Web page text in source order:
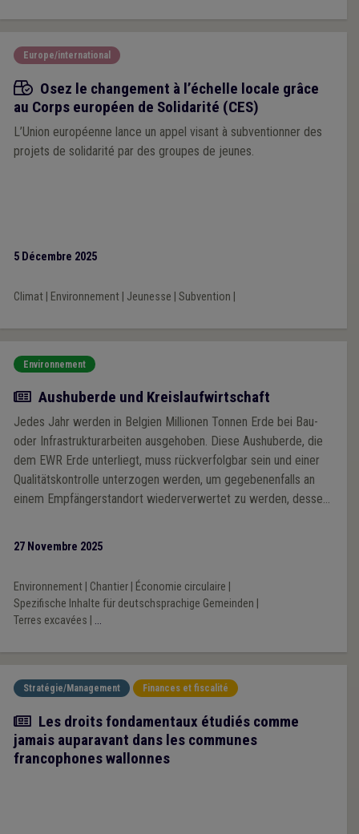
Europe/international
Appels à projets
Osez le changement à l’échelle locale grâce
au Corps européen de Solidarité (CES)
L’Union européenne lance un appel visant à subventionner des
projets de solidarité par des groupes de jeunes.
5 Décembre 2025
Climat| Environnement| Jeunesse Subvention
Environnement
Article
Aushuberde und Kreislaufwirtschaft
Jedes Jahr werden in Belgien Millionen Tonnen Erde bei Bau-
oder Infrastrukturarbeiten ausgehoben. Diese Aushuberde, die
dem EWR Erde unterliegt, muss rückverfolgbar sein und einer
Qualitätskontrolle unterzogen werden, um gegebenenfalls an
einem Empfängerstandort wiederverwertet zu werden, dessen
27 Novembre 2025
Environnement| Chantier| Économie circulaire
Spezifische Inhalte für deutschsprachige Gemeinden
Terres excavées
...
Stratégie/Management Finances et fiscalité
Article
Les droits fondamentaux étudiés comme
jamais auparavant dans les communes
francophones wallonnes